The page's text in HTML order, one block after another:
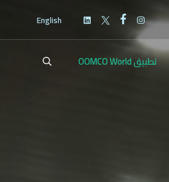
English
تطبيق OOMCO World